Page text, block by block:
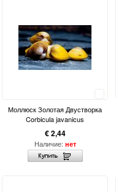
Моллюск Золотая Двустворка
Corbicula javanicus
€ 2,44
Наличие: нет